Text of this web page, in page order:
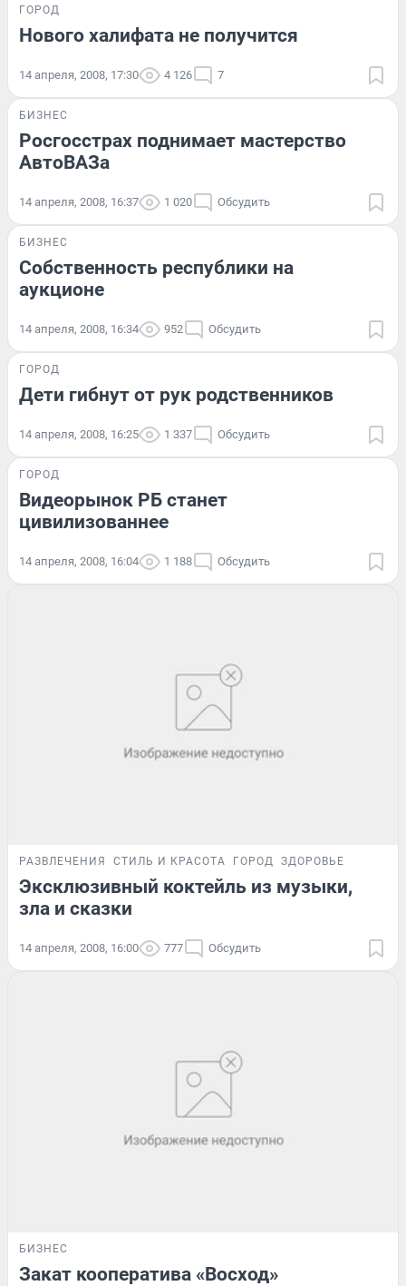
ГОРОД
Нового халифата не получится
14 апреля, 2008, 17:30 4 126 7
БИЗНЕС
Росгосстрах поднимает мастерство
АвтоВАЗа
14 апреля, 2008, 16:37 1 020 Обсудить
БИЗНЕС
Собственность республики на
аукционе
14 апреля, 2008, 16:34 952 Обсудить
ГОРОД
Дети гибнут от рук родственников
14 апреля, 2008, 16:25 1 337 Обсудить
ГОРОД
Видеорынок РБ станет
цивилизованнее
14 апреля, 2008, 16:04 1 188 Обсудить
РАЗВЛЕЧЕНИЯ СТИЛЬ И КРАСОТА ГОРОД ЗДОРОВЬЕ
Эксклюзивный коктейль из музыки,
зла и сказки
14 апреля, 2008, 16:00 777 Обсудить
БИЗНЕС
Закат кооператива «Восход»